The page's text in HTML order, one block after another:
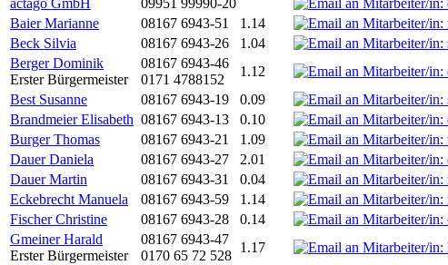
actago GmbH
09951 99990-20
Baier Marianne
08167 6943-51 1.14
Beck Silvia
08167 6943-26 1.04
Berger Dominik
Erster Bürgermeister
08167 6943-46
0171 4788152
1.12
Best Susanne
08167 6943-19 0.09
Brandmeier Elisabeth 08167 6943-13 0.10
Burger Thomas
08167 6943-21 1.09
Dauer Daniela
08167 6943-27 2.01
Dauer Martin
08167 6943-31 0.04
Eckebrecht Manuela
08167 6943-59 1.14
Fischer Christine
08167 6943-28 0.14
Gmeiner Harald
Erster Bürgermeister
08167 6943-47
0170 65 72 528
1.17